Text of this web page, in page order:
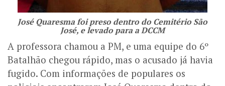
José Quaresma foi preso dentro do Cemitério São
José, e levado para a DCCM
A professora chamou a PM, e uma equipe do 6º
Batalhão chegou rápido, mas o acusado já havia
fugido. Com informações de populares os